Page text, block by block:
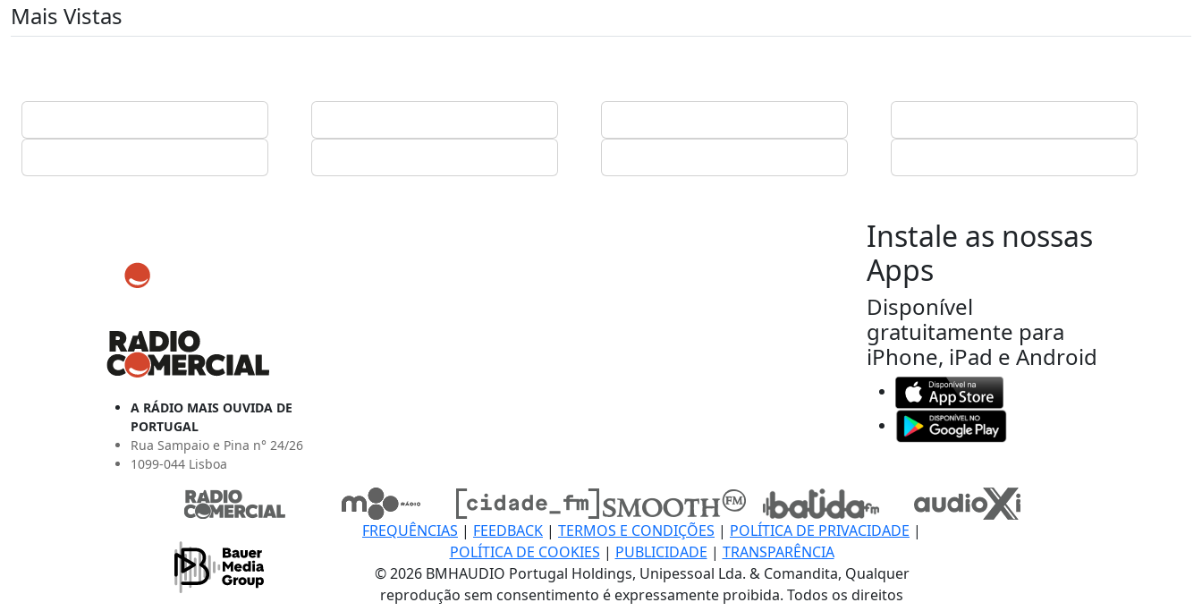
Mais Vistas
A RÁDIO MAIS OUVIDA DE
PORTUGAL
Rua Sampaio e Pina n° 24/26
1099-044 Lisboa
Instale as nossas
Apps
Disponível
gratuitamente para
iPhone, iPad e Android
FREQUÊNCIAS | FEEDBACK | TERMOS E CONDIÇÕES | POLÍTICA DE PRIVACIDADE |
POLÍTICA DE COOKIES | PUBLICIDADE | TRANSPARÊNCIA
© 2026 BMHAUDIO Portugal Holdings, Unipessoal Lda. & Comandita, Qualquer
reprodução sem consentimento é expressamente proibida. Todos os direitos